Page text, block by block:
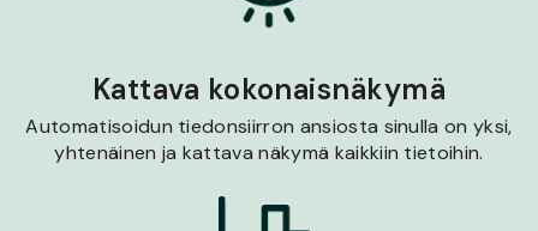
Kattava kokonaisnäkymä
Automatisoidun tiedonsiirron ansiosta sinulla on yksi,
yhtenäinen ja kattava näkymä kaikkiin tietoihin.